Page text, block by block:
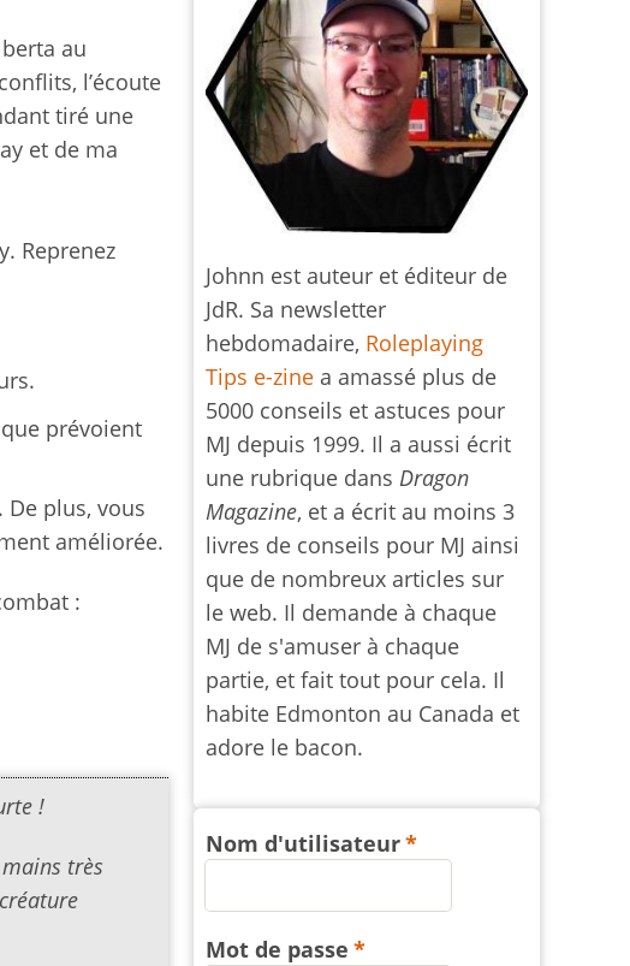
au
l’écoute
tiré une
et de ma
Reprenez
prévoient
plus, vous
améliorée.
:
!
très
Johnn est auteur et éditeur de
JdR. Sa newsletter
hebdomadaire, Roleplaying
Tips e-zine a amassé plus de
5000 conseils et astuces pour
MJ depuis 1999. Il a aussi écrit
une rubrique dansDragon
Magazine, et a écrit au moins 3
livres de conseils pour MJ ainsi
que de nombreux articles sur
le web. Il demande à chaque
MJ de s'amuser à chaque
partie, et fait tout pour cela. Il
habite Edmonton au Canada et
adore le bacon.
Nom d'utilisateur
Mot de passe